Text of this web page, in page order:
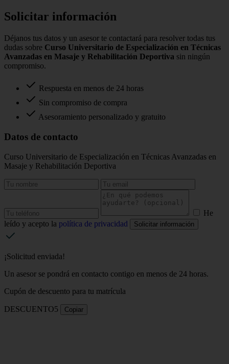
Solicitar información
Déjanos tus datos y un asesor te contactará para resolver todas tus
dudas sobre Curso Universitario de Especialización en Técnicas
Avanzadas en Masaje y Rehabilitación Deportiva sin ningún
compromiso.
Respuesta en menos de 24 horas
Sin compromiso de compra
Asesoramiento personalizado y gratuito
Datos de contacto
Curso Universitario de Especialización en Técnicas Avanzadas en
Masaje y Rehabilitación Deportiva
He
leído y acepto la política de privacidad Solicitar información
¡Solicitud enviada!
Un asesor se pondrá en contacto contigo en menos de 24 horas.
Cupón de descuento para tu matrícula
DESCUENTO5 Copiar